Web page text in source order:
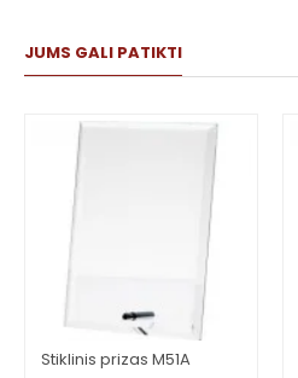
JUMS GALI PATIKTI
Stiklinis prizas M51A